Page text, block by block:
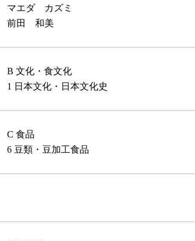
マエダ カズミ
前田 和美
B 文化・食文化
1 日本文化・日本文化史
C 食品
6 豆類・豆加工食品